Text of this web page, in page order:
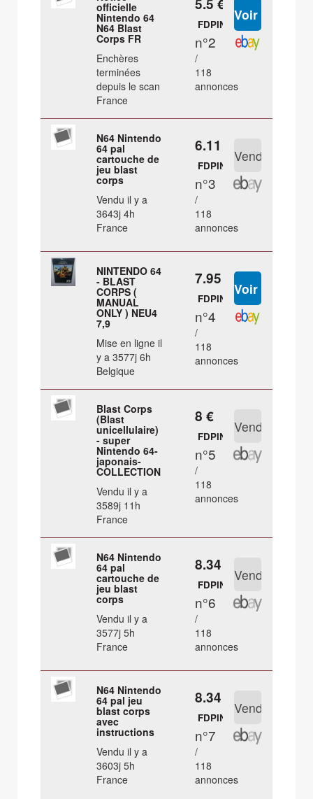
officielle
Nintendo 64
N64 Blast
Corps FR
Enchères
terminées
depuis le scan
France
5.5 €
FDPIN
n°2
/
118
annonces
N64 Nintendo
64 pal
cartouche de
jeu blast
corps
Vendu il y a
3643j 4h
France
6.11 €
FDPIN
n°3
/
118
annonces
NINTENDO 64
- BLAST
CORPS (
MANUAL
ONLY ) NEU4
7,9
Mise en ligne il
y a 3577j 6h
Belgique
7.95 €
FDPIN
n°4
/
118
annonces
Blast Corps
(Blast
unicellulaire)
- super
Nintendo 64-
japonais-
COLLECTION
Vendu il y a
3589j 11h
France
8 €
FDPIN
n°5
/
118
annonces
N64 Nintendo
64 pal
cartouche de
jeu blast
corps
Vendu il y a
3577j 5h
France
8.34 €
FDPIN
n°6
/
118
annonces
N64 Nintendo
64 pal jeu
blast corps
avec
instructions
Vendu il y a
3603j 5h
France
8.34 €
FDPIN
n°7
/
118
annonces